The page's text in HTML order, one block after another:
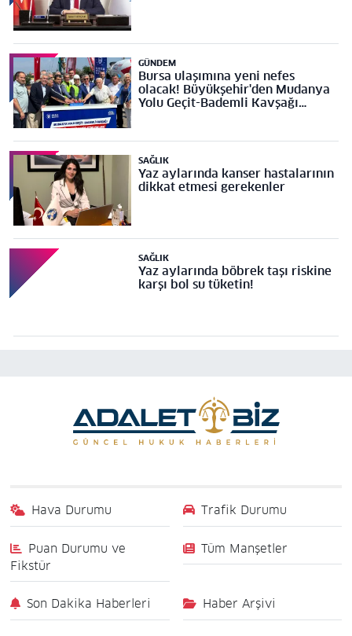
GÜNDEM
Bursa ulaşımına yeni nefes
olacak! Büyükşehir'den Mudanya
Yolu Geçit-Bademli Kavşağı
SAĞLIK
Yaz aylarında kanser hastalarının
dikkat etmesi gerekenler
SAĞLIK
Yaz aylarında böbrek taşı riskine
karşı bol su tüketin!
Hava Durumu Trafik Durumu
Puan Durumu ve
Fikstür
Tüm Manşetler
Son Dakika Haberleri Haber Arşivi